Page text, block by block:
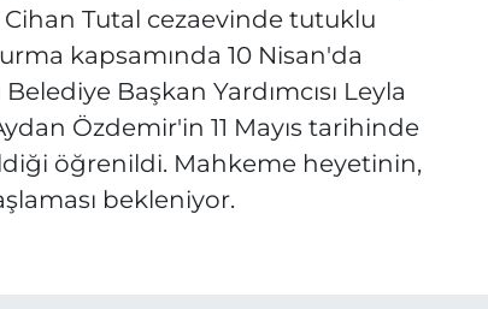
Cihan Tutal cezaevinde tutuklu
kapsamında 10 Nisan'da
Başkan Yardımcısı Leyla
Özdemir'in 11 Mayıs tarihinde
öğrenildi. Mahkeme heyetinin,
bekleniyor.